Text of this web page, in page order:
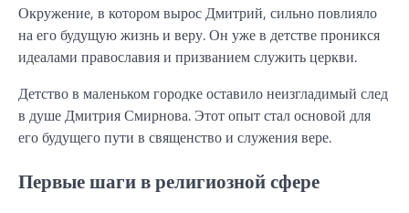
Окружение, в котором вырос Дмитрий, сильно повлияло
на его будущую жизнь и веру. Он уже в детстве проникся
идеалами православия и призванием служить церкви.
Детство в маленьком городке оставило неизгладимый след
в душе Дмитрия Смирнова. Этот опыт стал основой для
его будущего пути в священство и служения вере.
Первые шаги в религиозной сфере